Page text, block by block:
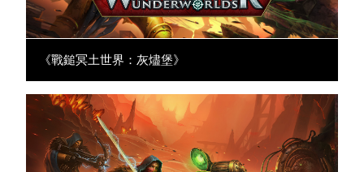
《戰鎚冥土世界：灰燼堡》